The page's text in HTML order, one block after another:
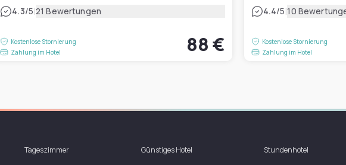
4.3/5|21 Bewertungen
Kostenlose Stornierung
Zahlung im Hotel
88 €
4.4/5|10
Kostenlose Stornierung
Zahlung im Hotel
Tageszimmer Günstiges Hotel Stundenhotel